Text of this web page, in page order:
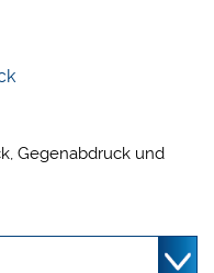
Gegenabdruck und
UK/OK
der Okklusion